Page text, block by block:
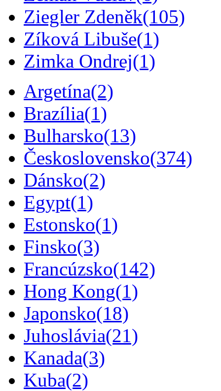
Ziegler Zdeněk(105)
Zíková Libuše(1)
Zimka Ondrej(1)
Argetína(2)
Brazília(1)
Bulharsko(13)
Československo(374)
Dánsko(2)
Egypt(1)
Estonsko(1)
Finsko(3)
Francúzsko(142)
Hong Kong(1)
Japonsko(18)
Juhoslávia(21)
Kanada(3)
Kuba(2)